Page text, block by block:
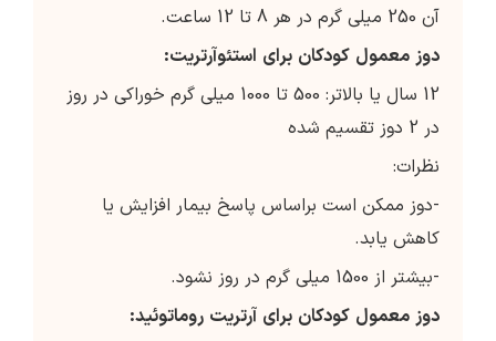
آن 250 میلی گرم در هر 8 تا 12 ساعت.
دوز معمول کودکان برای استئوآرتریت:
12 سال یا بالاتر: 500 تا 1000 میلی گرم خوراکی در روز
در 2 دوز تقسیم شده
نظرات:
-دوز ممکن است براساس پاسخ بیمار افزایش یا
کاهش یابد.
-بیشتر از 1500 میلی گرم در روز نشود.
دوز معمول کودکان برای آرتریت روماتوئید: